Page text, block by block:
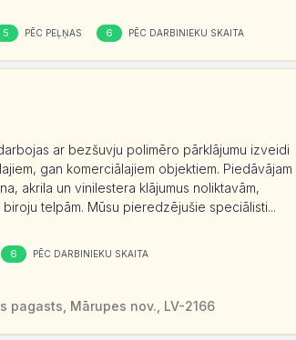
5 PĒC PEĻŅAS 6 PĒC DARBINIEKU SKAITA
ar bezšuvju polimēro pārklājumu izveidi
gan komerciālajiem objektiem. Piedāvājam
akrila un vinilestera klājumus noliktavām,
telpām. Mūsu pieredzējušie speciālisti...
6 PĒC DARBINIEKU SKAITA
pagasts, Mārupes nov., LV-2166